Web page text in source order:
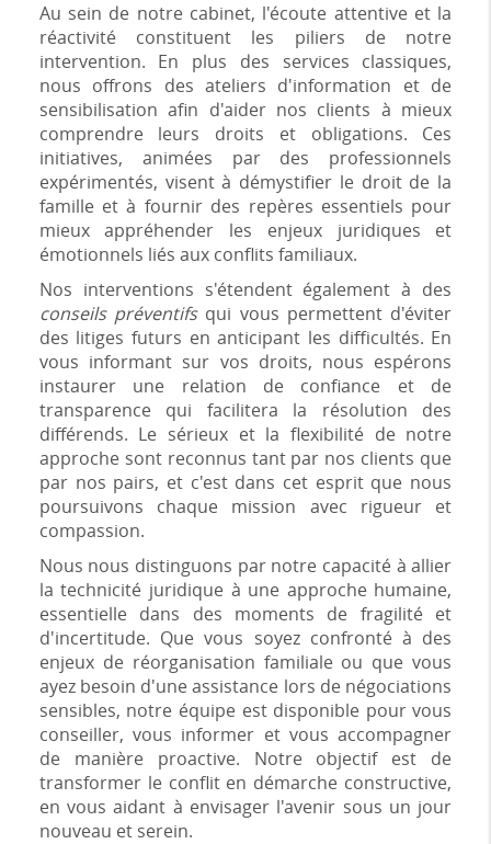
Au sein de notre cabinet, l'écoute attentive et la
réactivité constituent les piliers de notre
intervention. En plus des services classiques,
nous offrons des ateliers d'information et de
sensibilisation afin d'aider nos clients à mieux
comprendre leurs droits et obligations. Ces
initiatives, animées par des professionnels
expérimentés, visent à démystifier le droit de la
famille et à fournir des repères essentiels pour
mieux appréhender les enjeux juridiques et
émotionnels liés aux conflits familiaux.
Nos interventions s'étendent également à des
conseils préventifsqui vous permettent d'éviter
des litiges futurs en anticipant les difficultés. En
vous informant sur vos droits, nous espérons
instaurer une relation de confiance et de
transparence qui facilitera la résolution des
différends. Le sérieux et la flexibilité de notre
approche sont reconnus tant par nos clients que
par nos pairs, et c'est dans cet esprit que nous
poursuivons chaque mission avec rigueur et
compassion.
Nous nous distinguons par notre capacité à allier
la technicité juridique à une approche humaine,
essentielle dans des moments de fragilité et
d'incertitude. Que vous soyez confronté à des
enjeux de réorganisation familiale ou que vous
ayez besoin d'une assistance lors de négociations
sensibles, notre équipe est disponible pour vous
conseiller, vous informer et vous accompagner
de manière proactive. Notre objectif est de
transformer le conflit en démarche constructive,
en vous aidant à envisager l'avenir sous un jour
nouveau et serein.